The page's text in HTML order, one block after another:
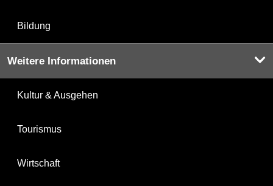
Bildung
Weitere Informationen
Kultur & Ausgehen
Tourismus
Wirtschaft